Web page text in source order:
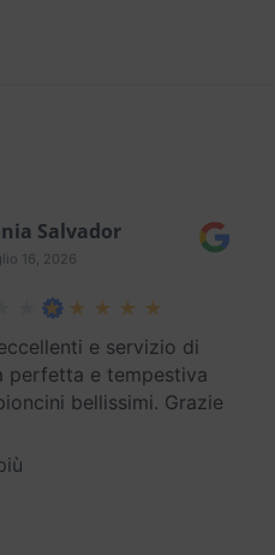
Salvador
16, 2026
e servizio di
perfetta e tempestiva
bellissimi. Grazie